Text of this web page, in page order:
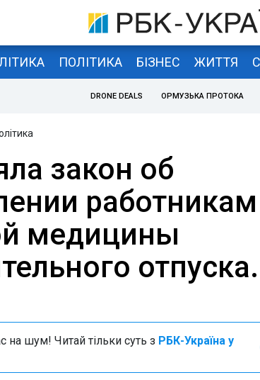
ПОЛІТИКА БІЗНЕС ЖИТТЯ
DRONE DEALS ОРМУЗЬКА ПРОТОКА
закон об
работникам
медицины
отпуска.
на шум! Читай тільки суть з РБК-Україна у